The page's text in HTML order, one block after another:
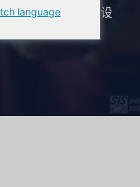
纽约 SIS 味觉测试设
language